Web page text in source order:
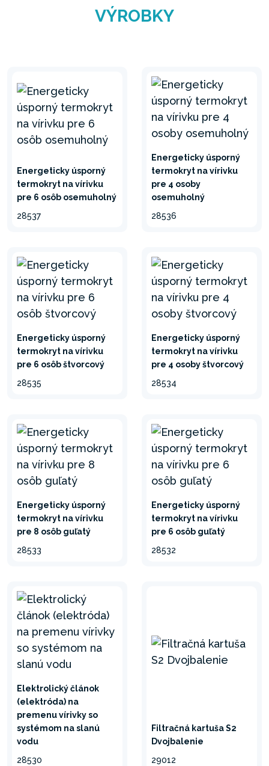
VÝROBKY
Energeticky úsporný
termokryt na vírivku
pre 6 osôb osemuholný
28537
Energeticky úsporný
termokryt na vírivku
pre 4 osoby
osemuholný
28536
Energeticky úsporný
termokryt na vírivku
pre 6 osôb štvorcový
28535
Energeticky úsporný
termokryt na vírivku
pre 4 osoby štvorcový
28534
Energeticky úsporný
termokryt na vírivku
pre 8 osôb guľatý
28533
Energeticky úsporný
termokryt na vírivku
pre 6 osôb guľatý
28532
Elektrolický článok
(elektróda) na
premenu vírivky so
systémom na slanú
vodu
28530
Filtračná kartuša S2
Dvojbalenie
29012